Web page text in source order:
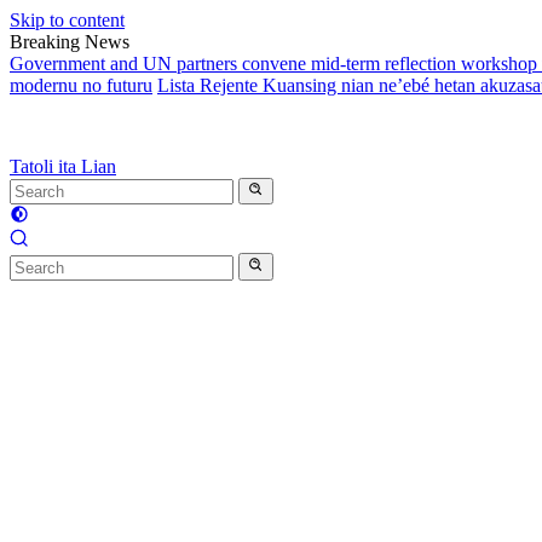
Skip to content
Breaking News
Government and UN partners convene mid-term reflection
modernu no futuru Lista Rejente Kuansing nian ne’ebé hetan
Tatoli ita Lian